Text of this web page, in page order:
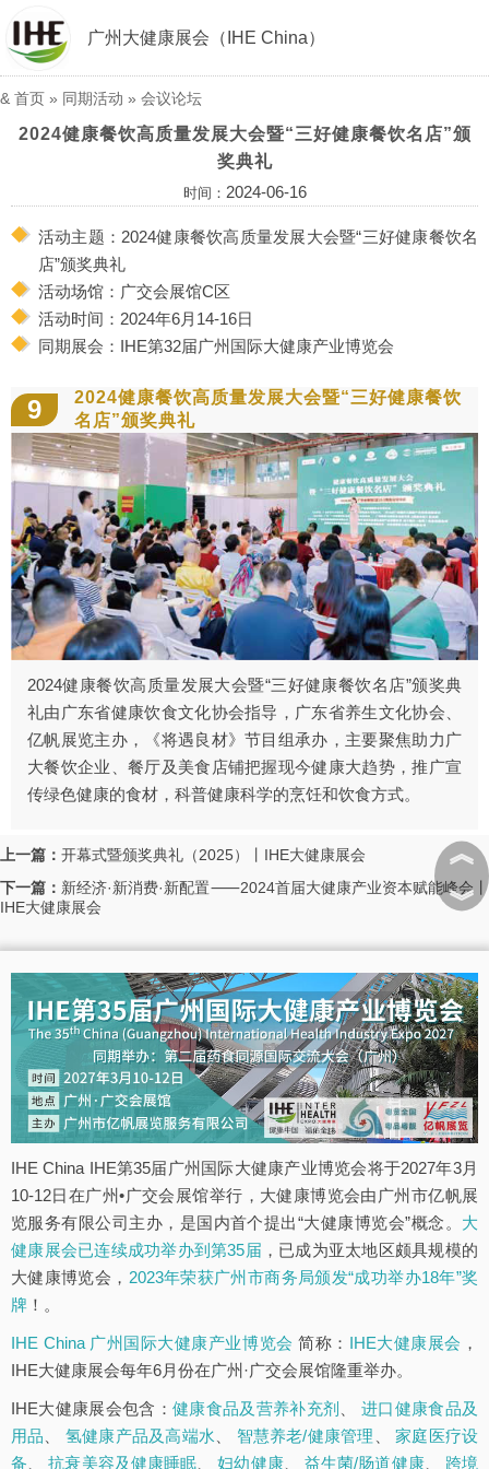
广州大健康展会（IHE China）
& 首页 » 同期活动 » 会议论坛
2024健康餐饮高质量发展大会暨“三好健康餐饮名店”颁
奖典礼
时间： 2024-06-16
活动主题：2024健康餐饮高质量发展大会暨“三好健康餐饮名
店”颁奖典礼
活动场馆：广交会展馆C区
活动时间：2024年6月14-16日
同期展会：IHE第32届广州国际大健康产业博览会
9
2024健康餐饮高质量发展大会暨“三好健康餐饮
名店”颁奖典礼
2024健康餐饮高质量发展大会暨“三好健康餐饮名店”颁奖典
礼由广东省健康饮食文化协会指导，广东省养生文化协会、
亿帆展览主办，《将遇良材》节目组承办，主要聚焦助力广
大餐饮企业、餐厅及美食店铺把握现今健康大趋势，推广宣
传绿色健康的食材，科普健康科学的烹饪和饮食方式。
上一篇： 开幕式暨颁奖典礼（2025）丨IHE大健康展会
下一篇： 新经济·新消费·新配置⸺2024首届大健康产业资本赋能峰会丨
IHE大健康展会
IHE China IHE第35届广州国际大健康产业博览会将于2027年3月
10-12日在广州•广交会展馆举行，大健康博览会由广州市亿帆展
览服务有限公司主办，是国内首个提出“大健康博览会”概念。 大
健康展会已连续成功举办到第35届 ，已成为亚太地区颇具规模的
大健康博览会， 2023年荣获广州市商务局颁发“成功举办18年”奖
牌 ！。
IHE China 广州国际大健康产业博览会 简称： IHE大健康展会 ，
IHE大健康展会每年6月份在广州·广交会展馆隆重举办。
IHE大健康展会包含： 健康食品及营养补充剂 、进口健康食品及
用品、 氢健康产品及高端水、 智慧养老/健康管理 、家庭医疗设
备、抗衰美容及健康睡眠、妇幼健康、 益生菌/肠道健康、 跨境
︽
︾